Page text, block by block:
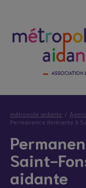
métropole aidante
Permanence itinérante à
Saint-
aidante